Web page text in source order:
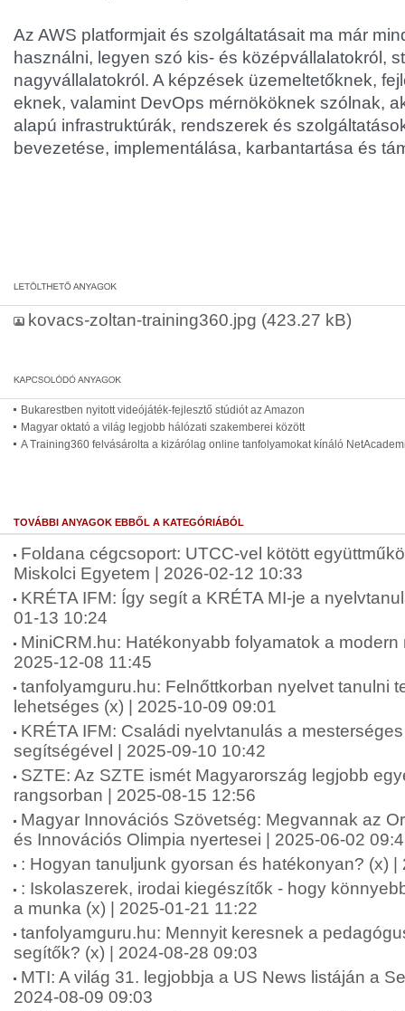
Az AWS platformjait és szolgáltatásait ma már
használni, legyen szó kis- és középvállalatokról,
nagyvállalatokról. A képzések üzemeltetőknek,
eknek, valamint DevOps mérnököknek szólnak,
alapú infrastruktúrák, rendszerek és
bevezetése, implementálása, karbantartása és
kovacs-zoltan-training360.jpg (423.27 kB)
Bukarestben nyitott videójáték-fejlesztő stúdiót az Amazon
Magyar oktató a világ legjobb hálózati szakemberei között
A Training360 felvásárolta a kizárólag online tanfolyamokat kínáló
TOVÁBBI ANYAGOK EBBŐL A KATEGÓRIÁBÓL
Foldana cégcsoport: UTCC-vel kötött
Miskolci Egyetem | 2026-02-12 10:33
KRÉTA IFM: Így segít a KRÉTA MI-je a
01-13 10:24
MiniCRM.hu: Hatékonyabb folyamatok a
2025-12-08 11:45
tanfolyamguru.hu: Felnőttkorban nyelvet tanulni
lehetséges (x) | 2025-10-09 09:01
KRÉTA IFM: Családi nyelvtanulás a
segítségével | 2025-09-10 10:42
SZTE: Az SZTE ismét Magyarország legjobb
rangsorban | 2025-08-15 12:56
Magyar Innovációs Szövetség: Megvannak az
és Innovációs Olimpia nyertesei | 2025-06-02
: Hogyan tanuljunk gyorsan és hatékonyan? (x) |
: Iskolaszerek, irodai kiegészítők - hogy
a munka (x) | 2025-01-21 11:22
tanfolyamguru.hu: Mennyit keresnek a
segítők? (x) | 2024-08-28 09:03
MTI: A világ 31. legjobbja a US News listáján a
2024-08-09 09:03